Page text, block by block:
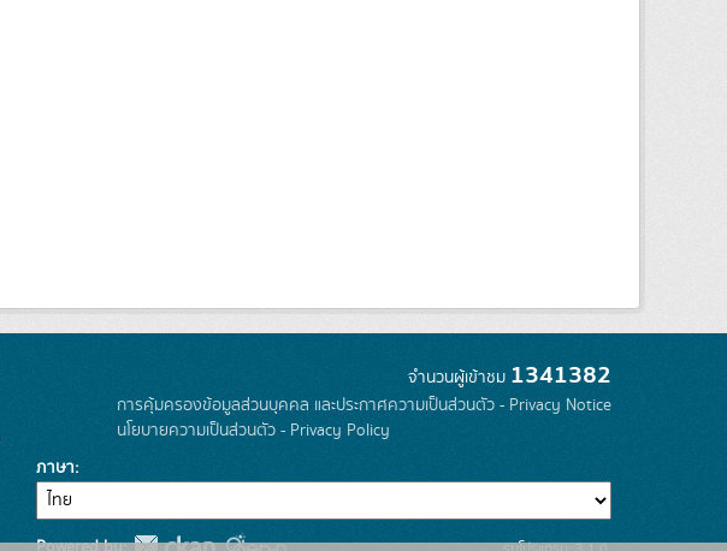
จำนวนผู้เข้าชม 1341382
การคุ้มครองข้อมูลส่วนบุคคล และประกาศความเป็นส่วนตัว - Privacy Notice
นโยบายความเป็นส่วนตัว - Privacy Policy
ภาษา